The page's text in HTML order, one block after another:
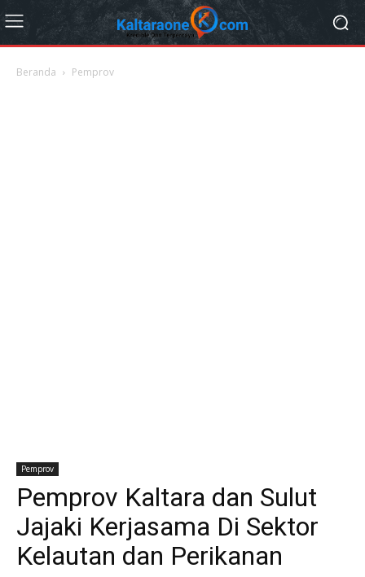
Beranda Pemprov
Pemprov
Pemprov Kaltara dan Sulut
Jajaki Kerjasama Di Sektor
Kelautan dan Perikanan